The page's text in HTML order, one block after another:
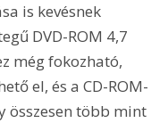
is kevésnek
DVD-ROM 4,7
még fokozható,
el, és a CD-ROM-
összesen több mint